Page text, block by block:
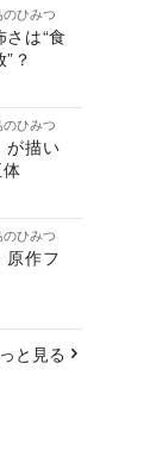
ひみつ
さは“食
？
ひみつ
が描い
ひみつ
原作フ
と見る